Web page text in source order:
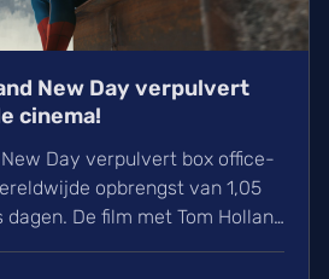
New Day verpulvert
cinema!
Day verpulvert box office-
opbrengst van 1,05
De film met Tom Holland
bijna Avengers: